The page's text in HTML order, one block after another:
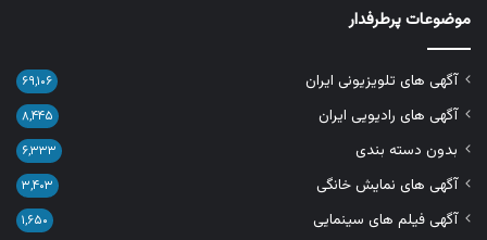
موضوعات پرطرفدار
آگهی های تلویزیونی ایران ۶۹,۱۰۶
آگهی های رادیویی ایران ۸,۴۴۵
بدون دسته بندی ۶,۳۳۳
آگهی های نمایش خانگی ۳,۴۰۳
آگهی فیلم های سینمایی ۱,۶۵۰